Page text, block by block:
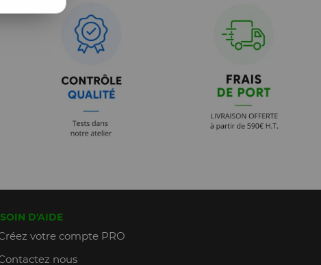
D'AIDE
votre compte PRO
nous